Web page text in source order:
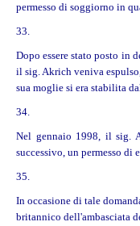
permesso di soggiorno in
33.
Dopo essere stato posto in
il sig. Akrich veniva
sua moglie si era stabilita
34.
Nel gennaio 1998, il sig.
successivo, un permesso
35.
In occasione di tale
britannico dell'ambasciata